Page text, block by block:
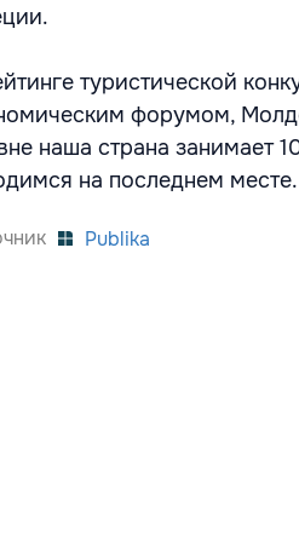
туристической
форумом,
наша страна занимает
на последнем месте.
Publika